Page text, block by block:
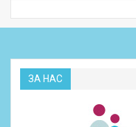
ЗА НАС